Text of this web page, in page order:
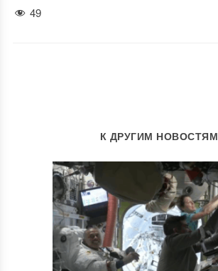
49
К ДРУГИМ НОВОСТЯМ